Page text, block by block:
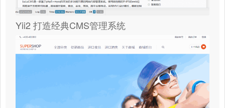
Yii2 打造经典CMS管理系统